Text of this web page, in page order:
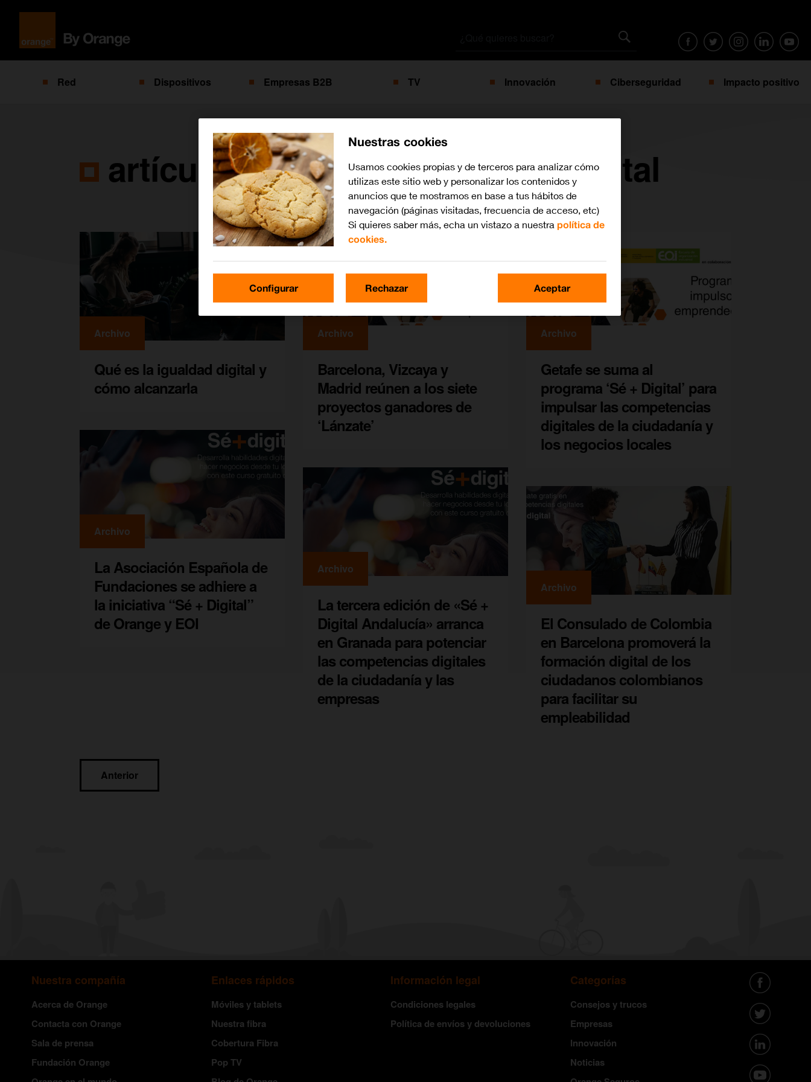
Red Dispositivos Empresas B2B TV Innovación Ciberseguridad Impacto positivo
artículos con la etiquetasé + digital
Archivo
Qué es la igualdad digital y
cómo alcanzarla
Archivo
Barcelona, Vizcaya y
Madrid reúnen a los siete
proyectos ganadores de
‘Lánzate’
Archivo
Getafe se suma al
programa ‘Sé + Digital’ para
impulsar las competencias
digitales de la ciudadanía y
los negocios locales
Archivo
La Asociación Española de
Fundaciones se adhiere a
la iniciativa “Sé + Digital”
de Orange y EOI
Archivo
La tercera edición de «Sé +
Digital Andalucía» arranca
en Granada para potenciar
las competencias digitales
de la ciudadanía y las
empresas
Archivo
El Consulado de Colombia
en Barcelona promoverá la
formación digital de los
ciudadanos colombianos
para facilitar su
empleabilidad
Navegación
de
Anterior
Nuestra compañía
Acerca de Orange
Contacta con Orange
Sala de prensa
Fundación Orange
Enlaces rápidos
Móviles y tablets
Nuestra fibra
Cobertura Fibra
Pop TV
Información legal
Condiciones legales
Política de envíos y devoluciones
Categorías
Consejos y trucos
Empresas
Innovación
Noticias
Nuestras cookies
Usamos cookies propias y de terceros para analizar cómo
utilizas este sitio web y personalizar los contenidos y
anuncios que te mostramos en base a tus hábitos de
navegación (páginas visitadas, frecuencia de acceso, etc)
Si quieres saber más, echa un vistazo a nuestra política de
cookies.
Configurar Rechazar Aceptar